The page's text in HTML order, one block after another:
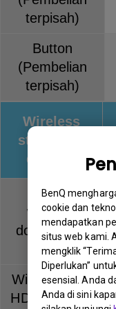
BenQ
cookie dan
mendapatkan
situs web kami.
mengklik
Diperlukan”
esensial. Anda
Anda di sini
terpisah)
Button
(Pembelian
terpisah)
Wireless
streaming
devices
QCast
wireless
dongle (QP
series)
Wireless Full
HD Kit (WDP